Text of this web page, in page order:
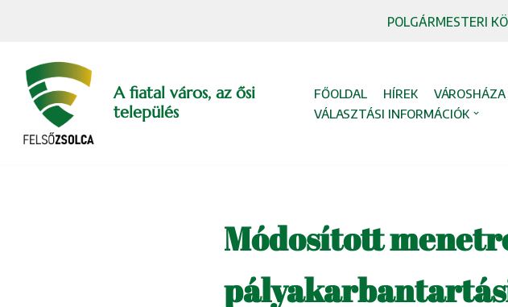
content
POLGÁRMESTERI
A fiatal város, az ősi
település
FŐOLDAL HÍREK VÁROSHÁZA
VÁLASZTÁSI INFORMÁCIÓK
Módosított